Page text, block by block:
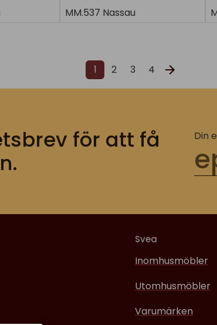
MM.537 Nassau
1 2 3 4
för att få
Din
Svea
Inomhusmöbler
Utomhusmöbler
Varumärken